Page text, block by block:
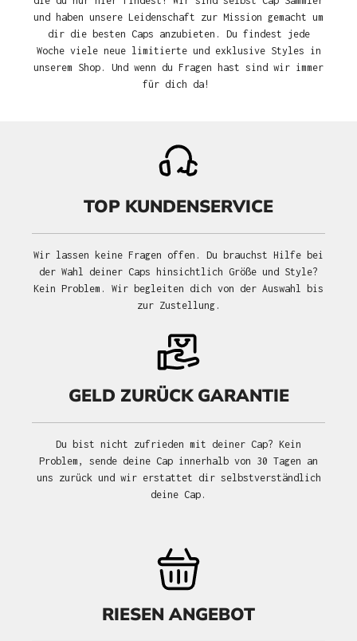
und haben unsere Leidenschaft zur Mission gemacht um
dir die besten Caps anzubieten. Du findest jede
Woche viele neue limitierte und exklusive Styles in
unserem Shop. Und wenn du Fragen hast sind wir immer
für dich da!
TOP KUNDENSERVICE
Wir lassen keine Fragen offen. Du brauchst Hilfe bei
der Wahl deiner Caps hinsichtlich Größe und Style?
Kein Problem. Wir begleiten dich von der Auswahl bis
zur Zustellung.
GELD ZURÜCK GARANTIE
Du bist nicht zufrieden mit deiner Cap? Kein
Problem, sende deine Cap innerhalb von 30 Tagen an
uns zurück und wir erstattet dir selbstverständlich
deine Cap.
RIESEN ANGEBOT